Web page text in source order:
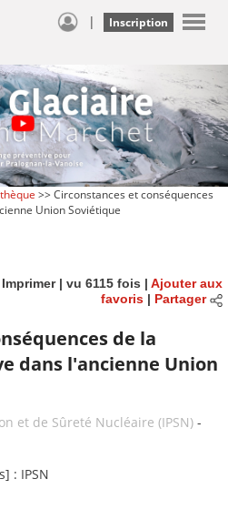
| Inscription
>> Circonstances et conséquences
Union Soviétique
Imprimer| vu 6115 fois | Ajouter aux
favoris| Partager
de la
dans l'ancienne Union
et de Sûreté Nucléaire (IPSN) -
: IPSN